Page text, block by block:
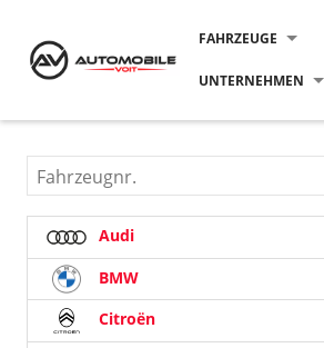
FAHRZEUGE
UNTERNEHMEN
Fahrzeugnr.
Audi
BMW
Citroën